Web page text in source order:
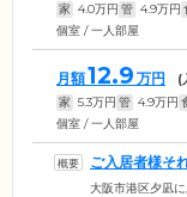
家 4.0万円 管 4.9万円
個室 / 一人部屋
月額12.9 万円 (
家 5.3万円 管 4.9万円
個室 / 一人部屋
ご入居者様そ
大阪市港区夕凪